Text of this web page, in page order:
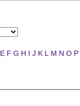
E F G H I J K L M N O P